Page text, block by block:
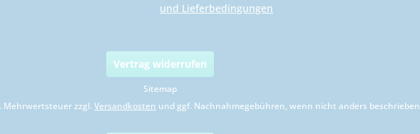
und Lieferbedingungen
Vertrag widerrufen
Sitemap
Mehrwertsteuer zzgl. Versandkosten und ggf. Nachnahmegebühren, wenn nicht anders beschrieben